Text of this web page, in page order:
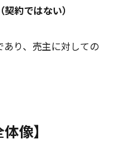
約ではない）
り、売主に対しての
像】